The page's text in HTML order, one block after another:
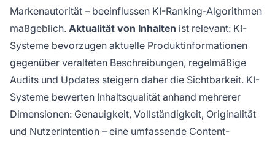
Markenautorität – beeinflussen KI-Ranking-Algorithmen
maßgeblich. Aktualität von Inhalten ist relevant: KI-
Systeme bevorzugen aktuelle Produktinformationen
gegenüber veralteten Beschreibungen, regelmäßige
Audits und Updates steigern daher die Sichtbarkeit. KI-
Systeme bewerten Inhaltsqualität anhand mehrerer
Dimensionen: Genauigkeit, Vollständigkeit, Originalität
und Nutzerintention – eine umfassende Content-